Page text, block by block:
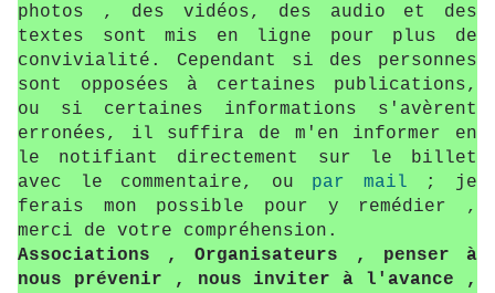
photos , des vidéos, des audio et des
textes sont mis en ligne pour plus de
convivialité. Cependant si des personnes
sont opposées à certaines publications,
ou si certaines informations s'avèrent
erronées, il suffira de m'en informer en
le notifiant directement sur le billet
avec le commentaire, ou par mail ; je
ferais mon possible pour y remédier ,
merci de votre compréhension.
Associations , Organisateurs , penser à
nous prévenir , nous inviter à l'avance ,